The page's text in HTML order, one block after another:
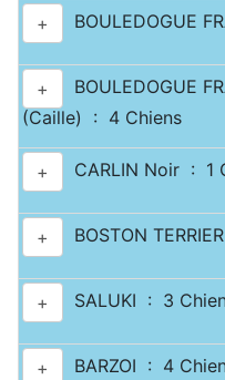
+ BOULEDOGUE
+
BOULEDOGUE
(Caille) : 4 Chiens
+ CARLIN Noir : 1
+ BOSTON
+ SALUKI : 3
+ BARZOI : 4